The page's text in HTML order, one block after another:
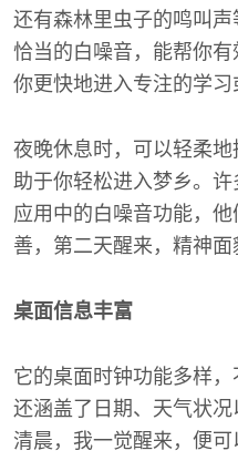
还有森林里虫子的鸣叫
恰当的白噪音，能帮你
你更快地进入专注的学习
夜晚休息时，可以轻柔
助于你轻松进入梦乡。
应用中的白噪音功能，
善，第二天醒来，精神面
桌面信息丰富
它的桌面时钟功能多样，
还涵盖了日期、天气状
清晨，我一觉醒来，便